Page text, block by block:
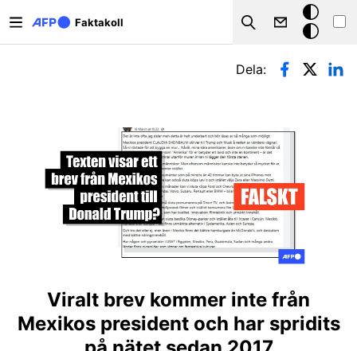
Faktakoll
Search
Mörkt
läge
Primära flikar
Dela:
Viralt brev kommer inte från
Mexikos president och har spridits